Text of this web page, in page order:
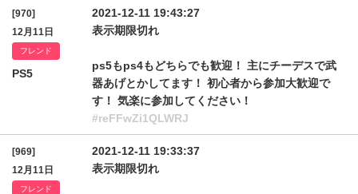
[970]
12月11日
フレンド
PS5
2021-12-11 19:43:27
表示期限切れ
ps5もps4もどちらでも歓迎！ 主にチーデスで武
器あげとかしてます！ 初心者から参加大歓迎で
す！ 気楽に参加してください！
#reFFwZi1QLWRJ
[969]
12月11日
フレンド
2021-12-11 19:33:37
表示期限切れ